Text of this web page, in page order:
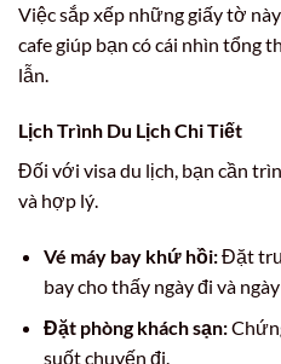
Việc sắp xếp những giấy tờ
cafe giúp bạn có cái nhìn tổng
lẫn.
Lịch Trình Du Lịch Chi Tiết
Đối với visa du lịch, bạn cần
và hợp lý.
Vé máy bay khứ hồi:Đặt
bay cho thấy ngày đi và
Đặt phòng khách sạn:
suốt chuyến đi.